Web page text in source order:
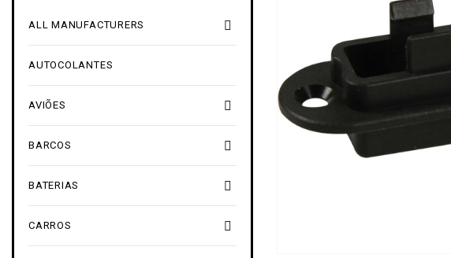

ALL MANUFACTURERS
AUTOCOLANTES

AVIÕES

BARCOS

BATERIAS

CARROS